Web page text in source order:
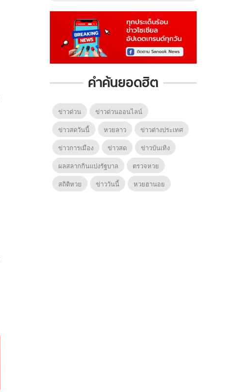
คำค้นยอดฮิต
ข่าวด่วน
ข่าวด่วนออนไลน์
ข่าวสดวันนี้
หวยลาว
ข่าวต่างประเทศ
ข่าวการเมือง
ข่าวสด
ข่าวบันเทิง
ผลสลากกินแบ่งรัฐบาล
ตรวจหวย
สถิติหวย
ข่าววันนี้ หวยฮานอย